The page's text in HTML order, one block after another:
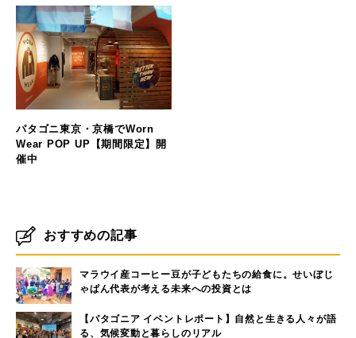
パタゴニ東京・京橋でWorn
Wear POP UP【期間限定】開
催中
おすすめの記事
マラウイ産コーヒー豆が子どもたちの給食に。せいぼじ
ゃぱん代表が考える未来への投資とは
【パタゴニア イベントレポート】自然と生きる人々が語
る、気候変動と暮らしのリアル